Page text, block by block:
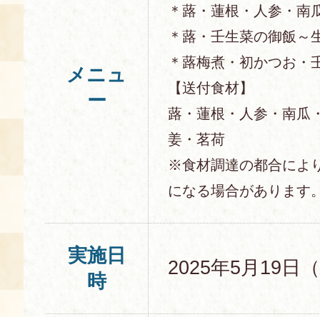
メニュ
ー
＊蕗・蓮根・人参・南
＊蕗・壬生菜の御飯～
＊蕗梅煮・初かつお・
【送付食材】
蕗・蓮根・人参・南瓜
姜・茗荷
※食材調達の都合によ
になる場合があります
実施日
時
2025年5月19日